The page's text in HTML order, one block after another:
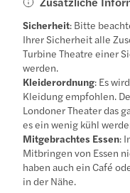
Sicherheit: Bitte
Ihrer Sicherheit alle
Turbine Theatre einer
werden.
Kleiderordnung: Es
Kleidung empfohlen.
Londoner Theater das
es ein wenig kühl
Mitgebrachtes Essen:
Mitbringen von Essen
haben auch ein Café
in der Nähe.